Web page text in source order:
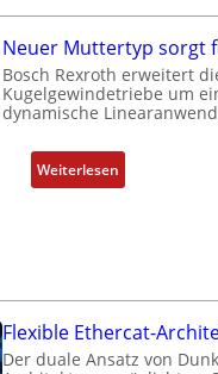
r
P
o
s
i
s
s
g
e
e
r
o
m
r
t
Neuer Muttertyp sorgt
Bosch Rexroth erweitert
Kugelgewindetriebe um
dynamische
Weiterlesen:
N
u
t
Flexible Ethercat-
Der duale Ansatz von